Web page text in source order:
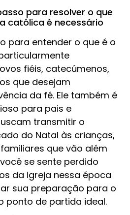
para resolver o que
católica é necessário
para entender o que é o
fiéis, catecúmenos,
que desejam
da fé. Ele também é
para pais e
transmitir o
do Natal às crianças,
que vão além
se sente perdido
da igreja nessa época
sua preparação para o
ponto de partida ideal.